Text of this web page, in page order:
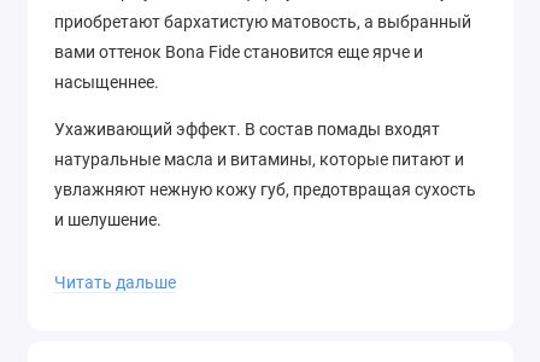
приобретают бархатистую матовость, а выбранный
вами оттенок Bona Fide становится еще ярче и
насыщеннее.
Ухаживающий эффект. В состав помады входят
натуральные масла и витамины, которые питают и
увлажняют нежную кожу губ, предотвращая сухость
и шелушение.
модных и классических оттенков помады от MUA,
Читать дальше